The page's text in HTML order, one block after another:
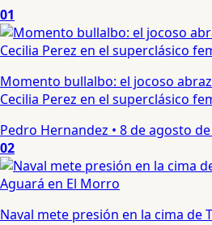
01
Momento bullalbo: el jocoso
Cecilia Perez en el superclásico
Pedro Hernandez • 8 de agosto
02
Naval mete presión en la cima de